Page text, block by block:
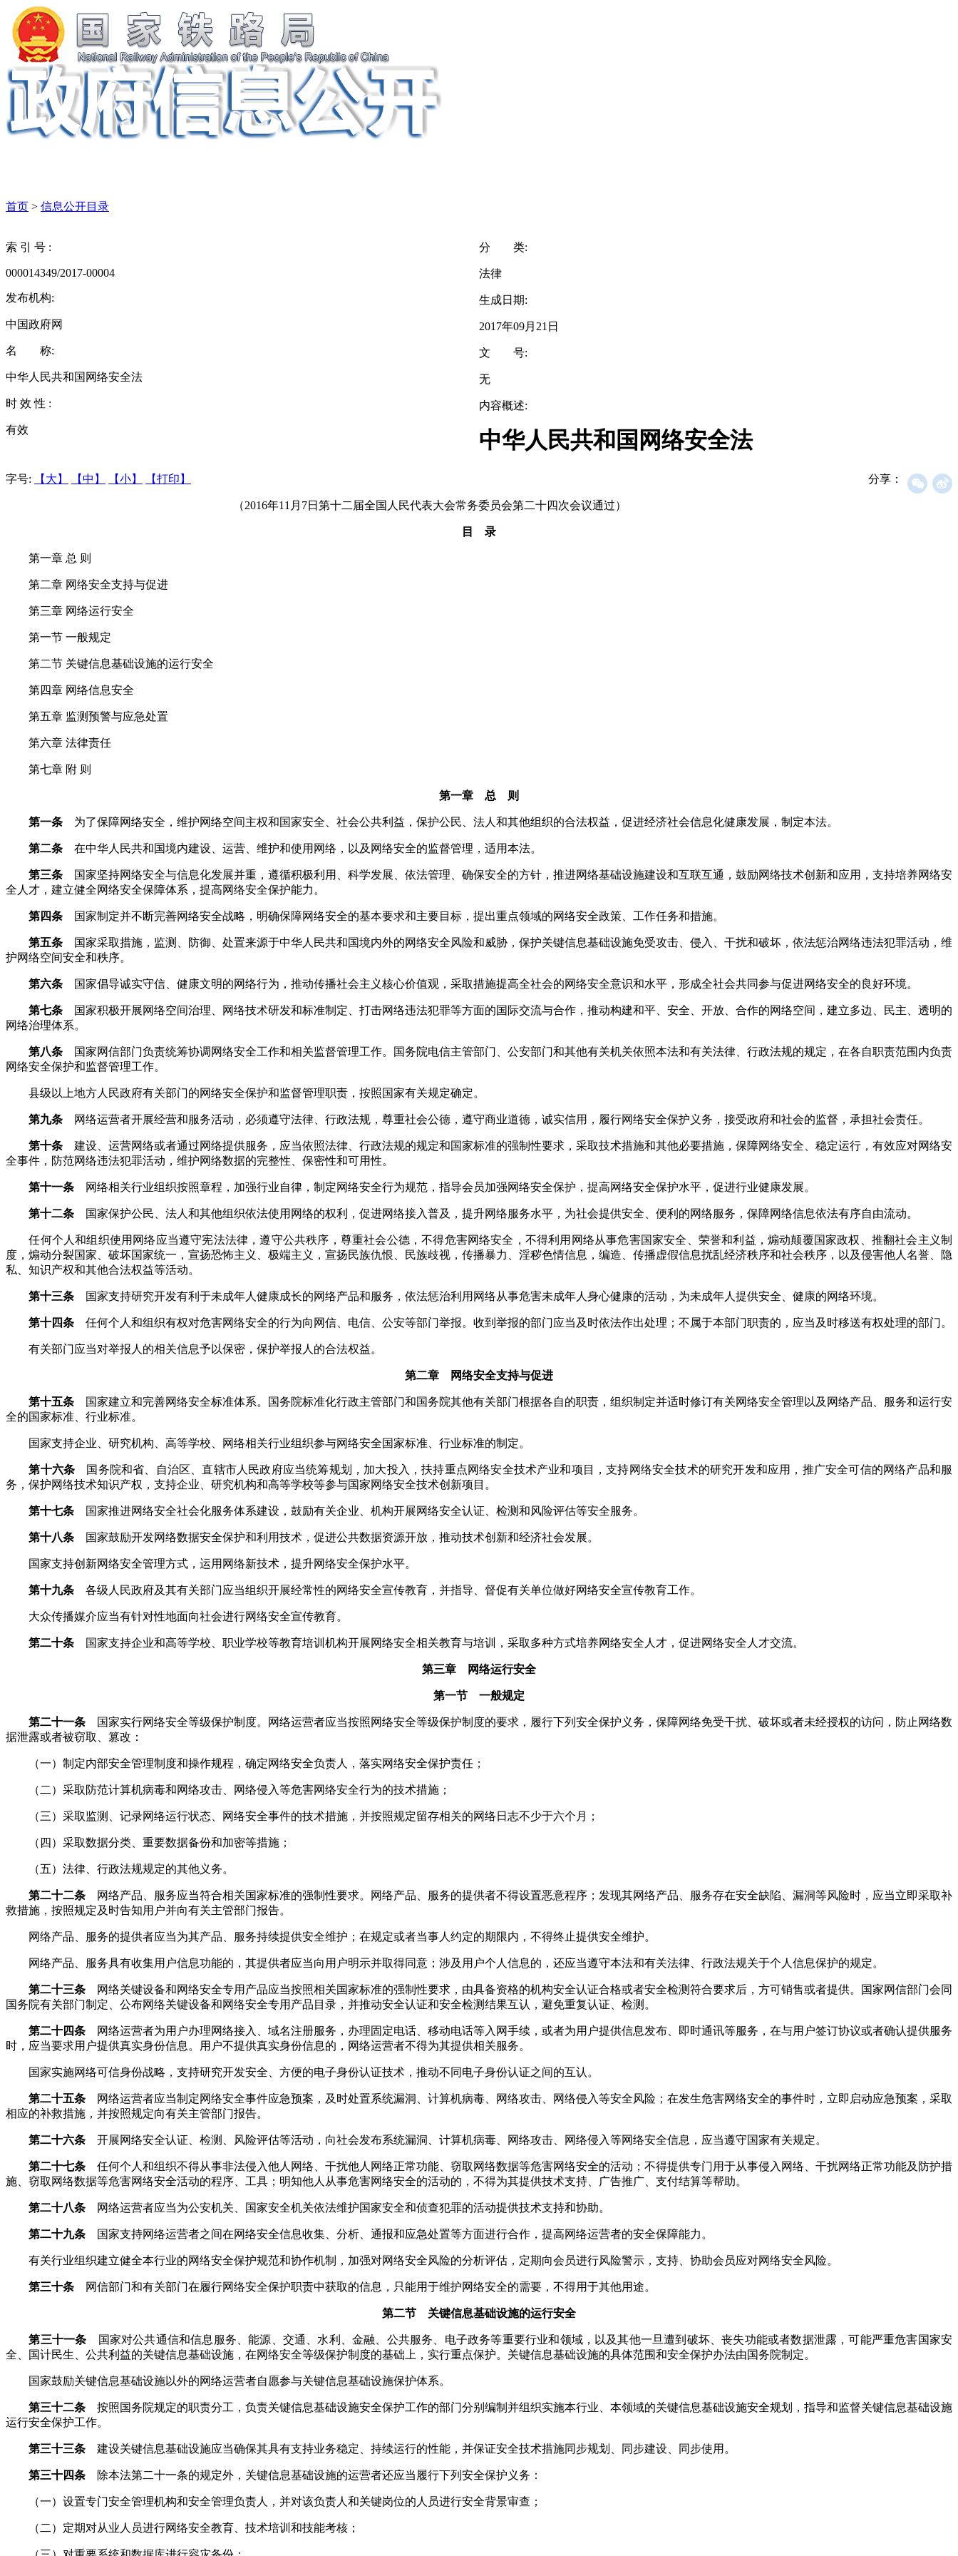
首页 > 信息公开目录
索 引 号 :
000014349/2017-00004
发布机构:
中国政府网
名 称:
中华人民共和国网络安全法
时 效 性 :
有效
分 类:
法律
生成日期:
2017年09月21日
文 号:
无
内容概述:
中华人民共和国网络安全法
字号: 【大】 【中】 【小】 【打印】 分享：
（2016年11月7日第十二届全国人民代表大会常务委员会第二十四次会议通过）
目 录
第一章 总 则
第二章 网络安全支持与促进
第三章 网络运行安全
第一节 一般规定
第二节 关键信息基础设施的运行安全
第四章 网络信息安全
第五章 监测预警与应急处置
第六章 法律责任
第七章 附 则
第一章 总 则
第一条 为了保障网络安全，维护网络空间主权和国家安全、社会公共利益，保护公民、法人和其他组织的合法权益，促进经济社会信息化健康发展，制定本法。
第二条 在中华人民共和国境内建设、运营、维护和使用网络，以及网络安全的监督管理，适用本法。
第三条 国家坚持网络安全与信息化发展并重，遵循积极利用、科学发展、依法管理、确保安全的方针，推进网络基础设施建设和互联互通，鼓励网络技术创新和应用，支持培养网络安
全人才，建立健全网络安全保障体系，提高网络安全保护能力。
第四条 国家制定并不断完善网络安全战略，明确保障网络安全的基本要求和主要目标，提出重点领域的网络安全政策、工作任务和措施。
第五条 国家采取措施，监测、防御、处置来源于中华人民共和国境内外的网络安全风险和威胁，保护关键信息基础设施免受攻击、侵入、干扰和破坏，依法惩治网络违法犯罪活动，维
护网络空间安全和秩序。
第六条 国家倡导诚实守信、健康文明的网络行为，推动传播社会主义核心价值观，采取措施提高全社会的网络安全意识和水平，形成全社会共同参与促进网络安全的良好环境。
第七条 国家积极开展网络空间治理、网络技术研发和标准制定、打击网络违法犯罪等方面的国际交流与合作，推动构建和平、安全、开放、合作的网络空间，建立多边、民主、透明的
网络治理体系。
第八条 国家网信部门负责统筹协调网络安全工作和相关监督管理工作。国务院电信主管部门、公安部门和其他有关机关依照本法和有关法律、行政法规的规定，在各自职责范围内负责
网络安全保护和监督管理工作。
县级以上地方人民政府有关部门的网络安全保护和监督管理职责，按照国家有关规定确定。
第九条 网络运营者开展经营和服务活动，必须遵守法律、行政法规，尊重社会公德，遵守商业道德，诚实信用，履行网络安全保护义务，接受政府和社会的监督，承担社会责任。
第十条 建设、运营网络或者通过网络提供服务，应当依照法律、行政法规的规定和国家标准的强制性要求，采取技术措施和其他必要措施，保障网络安全、稳定运行，有效应对网络安
全事件，防范网络违法犯罪活动，维护网络数据的完整性、保密性和可用性。
第十一条 网络相关行业组织按照章程，加强行业自律，制定网络安全行为规范，指导会员加强网络安全保护，提高网络安全保护水平，促进行业健康发展。
第十二条 国家保护公民、法人和其他组织依法使用网络的权利，促进网络接入普及，提升网络服务水平，为社会提供安全、便利的网络服务，保障网络信息依法有序自由流动。
任何个人和组织使用网络应当遵守宪法法律，遵守公共秩序，尊重社会公德，不得危害网络安全，不得利用网络从事危害国家安全、荣誉和利益，煽动颠覆国家政权、推翻社会主义制
度，煽动分裂国家、破坏国家统一，宣扬恐怖主义、极端主义，宣扬民族仇恨、民族歧视，传播暴力、淫秽色情信息，编造、传播虚假信息扰乱经济秩序和社会秩序，以及侵害他人名誉、隐
私、知识产权和其他合法权益等活动。
第十三条 国家支持研究开发有利于未成年人健康成长的网络产品和服务，依法惩治利用网络从事危害未成年人身心健康的活动，为未成年人提供安全、健康的网络环境。
第十四条 任何个人和组织有权对危害网络安全的行为向网信、电信、公安等部门举报。收到举报的部门应当及时依法作出处理；不属于本部门职责的，应当及时移送有权处理的部门。
有关部门应当对举报人的相关信息予以保密，保护举报人的合法权益。
第二章 网络安全支持与促进
第十五条 国家建立和完善网络安全标准体系。国务院标准化行政主管部门和国务院其他有关部门根据各自的职责，组织制定并适时修订有关网络安全管理以及网络产品、服务和运行安
全的国家标准、行业标准。
国家支持企业、研究机构、高等学校、网络相关行业组织参与网络安全国家标准、行业标准的制定。
第十六条 国务院和省、自治区、直辖市人民政府应当统筹规划，加大投入，扶持重点网络安全技术产业和项目，支持网络安全技术的研究开发和应用，推广安全可信的网络产品和服
务，保护网络技术知识产权，支持企业、研究机构和高等学校等参与国家网络安全技术创新项目。
第十七条 国家推进网络安全社会化服务体系建设，鼓励有关企业、机构开展网络安全认证、检测和风险评估等安全服务。
第十八条 国家鼓励开发网络数据安全保护和利用技术，促进公共数据资源开放，推动技术创新和经济社会发展。
国家支持创新网络安全管理方式，运用网络新技术，提升网络安全保护水平。
第十九条 各级人民政府及其有关部门应当组织开展经常性的网络安全宣传教育，并指导、督促有关单位做好网络安全宣传教育工作。
大众传播媒介应当有针对性地面向社会进行网络安全宣传教育。
第二十条 国家支持企业和高等学校、职业学校等教育培训机构开展网络安全相关教育与培训，采取多种方式培养网络安全人才，促进网络安全人才交流。
第三章 网络运行安全
第一节 一般规定
第二十一条 国家实行网络安全等级保护制度。网络运营者应当按照网络安全等级保护制度的要求，履行下列安全保护义务，保障网络免受干扰、破坏或者未经授权的访问，防止网络数
据泄露或者被窃取、篡改：
（一）制定内部安全管理制度和操作规程，确定网络安全负责人，落实网络安全保护责任；
（二）采取防范计算机病毒和网络攻击、网络侵入等危害网络安全行为的技术措施；
（三）采取监测、记录网络运行状态、网络安全事件的技术措施，并按照规定留存相关的网络日志不少于六个月；
（四）采取数据分类、重要数据备份和加密等措施；
（五）法律、行政法规规定的其他义务。
第二十二条 网络产品、服务应当符合相关国家标准的强制性要求。网络产品、服务的提供者不得设置恶意程序；发现其网络产品、服务存在安全缺陷、漏洞等风险时，应当立即采取补
救措施，按照规定及时告知用户并向有关主管部门报告。
网络产品、服务的提供者应当为其产品、服务持续提供安全维护；在规定或者当事人约定的期限内，不得终止提供安全维护。
网络产品、服务具有收集用户信息功能的，其提供者应当向用户明示并取得同意；涉及用户个人信息的，还应当遵守本法和有关法律、行政法规关于个人信息保护的规定。
第二十三条 网络关键设备和网络安全专用产品应当按照相关国家标准的强制性要求，由具备资格的机构安全认证合格或者安全检测符合要求后，方可销售或者提供。国家网信部门会同
国务院有关部门制定、公布网络关键设备和网络安全专用产品目录，并推动安全认证和安全检测结果互认，避免重复认证、检测。
第二十四条 网络运营者为用户办理网络接入、域名注册服务，办理固定电话、移动电话等入网手续，或者为用户提供信息发布、即时通讯等服务，在与用户签订协议或者确认提供服务
时，应当要求用户提供真实身份信息。用户不提供真实身份信息的，网络运营者不得为其提供相关服务。
国家实施网络可信身份战略，支持研究开发安全、方便的电子身份认证技术，推动不同电子身份认证之间的互认。
第二十五条 网络运营者应当制定网络安全事件应急预案，及时处置系统漏洞、计算机病毒、网络攻击、网络侵入等安全风险；在发生危害网络安全的事件时，立即启动应急预案，采取
相应的补救措施，并按照规定向有关主管部门报告。
第二十六条 开展网络安全认证、检测、风险评估等活动，向社会发布系统漏洞、计算机病毒、网络攻击、网络侵入等网络安全信息，应当遵守国家有关规定。
第二十七条 任何个人和组织不得从事非法侵入他人网络、干扰他人网络正常功能、窃取网络数据等危害网络安全的活动；不得提供专门用于从事侵入网络、干扰网络正常功能及防护措
施、窃取网络数据等危害网络安全活动的程序、工具；明知他人从事危害网络安全的活动的，不得为其提供技术支持、广告推广、支付结算等帮助。
第二十八条 网络运营者应当为公安机关、国家安全机关依法维护国家安全和侦查犯罪的活动提供技术支持和协助。
第二十九条 国家支持网络运营者之间在网络安全信息收集、分析、通报和应急处置等方面进行合作，提高网络运营者的安全保障能力。
有关行业组织建立健全本行业的网络安全保护规范和协作机制，加强对网络安全风险的分析评估，定期向会员进行风险警示，支持、协助会员应对网络安全风险。
第三十条 网信部门和有关部门在履行网络安全保护职责中获取的信息，只能用于维护网络安全的需要，不得用于其他用途。
第二节 关键信息基础设施的运行安全
第三十一条 国家对公共通信和信息服务、能源、交通、水利、金融、公共服务、电子政务等重要行业和领域，以及其他一旦遭到破坏、丧失功能或者数据泄露，可能严重危害国家安
全、国计民生、公共利益的关键信息基础设施，在网络安全等级保护制度的基础上，实行重点保护。关键信息基础设施的具体范围和安全保护办法由国务院制定。
国家鼓励关键信息基础设施以外的网络运营者自愿参与关键信息基础设施保护体系。
第三十二条 按照国务院规定的职责分工，负责关键信息基础设施安全保护工作的部门分别编制并组织实施本行业、本领域的关键信息基础设施安全规划，指导和监督关键信息基础设施
运行安全保护工作。
第三十三条 建设关键信息基础设施应当确保其具有支持业务稳定、持续运行的性能，并保证安全技术措施同步规划、同步建设、同步使用。
第三十四条 除本法第二十一条的规定外，关键信息基础设施的运营者还应当履行下列安全保护义务：
（一）设置专门安全管理机构和安全管理负责人，并对该负责人和关键岗位的人员进行安全背景审查；
（二）定期对从业人员进行网络安全教育、技术培训和技能考核；